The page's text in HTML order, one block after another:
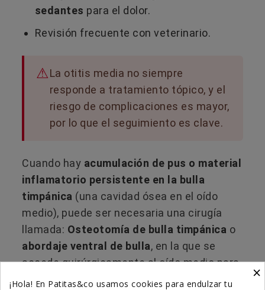
sedantes para el dolor.
Revisión frecuente con veterinario.
La otitis media no siempre
responde a tratamiento tópico, y el
riesgo de complicaciones es mayor,
por lo que el seguimiento es clave.
Cuando hay acumulación de pus o material
inflamatorio persistente en la bulla
timpánica (una cavidad ósea en el oído
medio), puede ser necesaria una cirugía
llamada: Osteotomía de bulla timpánica o
abordaje ventral de bulla, en la que se
accede quirúrgicamente al oído medio para
limpiarlo a fondo.
×
¡Hola! En Patitas&co usamos cookies para endulzar tu